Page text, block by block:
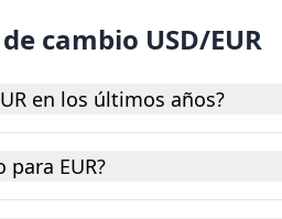
cambio USD/EUR
en los últimos años?
EUR?